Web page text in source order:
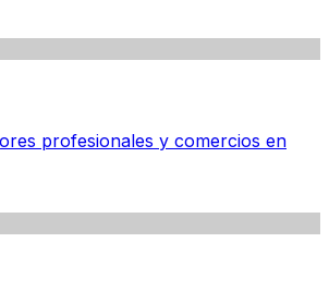
profesionales y comercios en